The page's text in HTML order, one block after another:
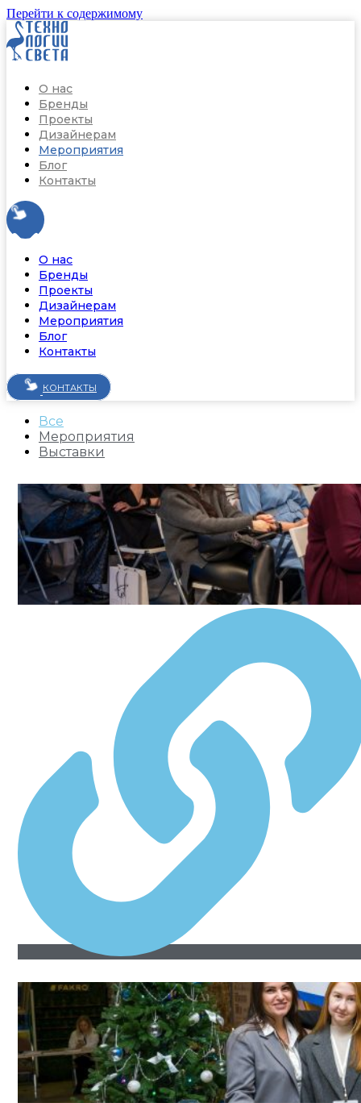
Перейти к содержимому
О нас
Бренды
Проекты
Дизайнерам
Мероприятия
Блог
Контакты
О нас
Бренды
Проекты
Дизайнерам
Мероприятия
Блог
Контакты
КОНТАКТЫ
Все
Мероприятия
Выставки